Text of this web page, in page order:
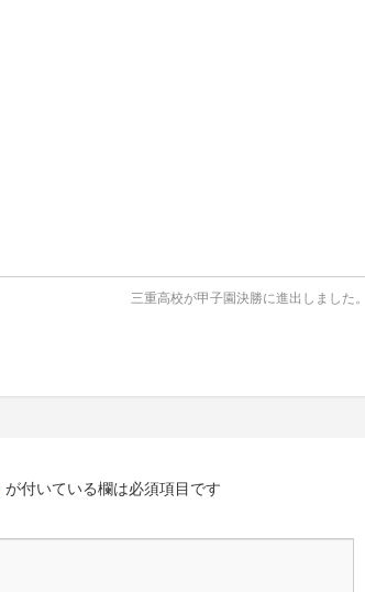
三重高校が甲子園決勝に進出しました。
が付いている欄は必須項目です